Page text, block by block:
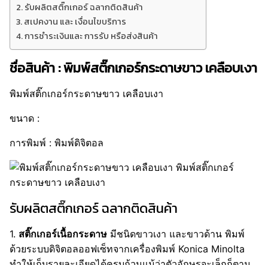
รับผลิตสติ๊กเกอร์ ฉลากติดสินค้า
สเปคงาน และ เงื่อนไขบริการ
การชำระเงินและ การรับ หรือส่งสินค้า
ชื่อสินค้า : พิมพ์สติ๊กเกอร์กระดาษขาว เคลือบเงา
พิมพ์สติ๊กเกอร์กระดาษขาว เคลือบเงา
ขนาด :
การพิมพ์ : พิมพ์ดิจิตอล
รับผลิตสติ๊กเกอร์ ฉลากติดสินค้า
1. สติ๊กเกอร์เนื้อกระดาษ มีชนิดขาวเงา และขาวด้าน พิมพ์
ด้วยระบบดิจิตอลออฟเซ็ทจากเครื่องพิมพ์ Konica Minolta